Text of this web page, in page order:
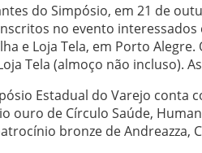
do Simpósio, em 21 de
no evento interessados
e Loja Tela, em Porto Alegre.
Tela (almoço não incluso).
Estadual do Varejo conta
ouro de Círculo Saúde,
bronze de Andreazza,